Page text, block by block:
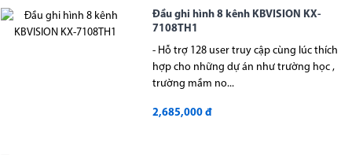
Đầu ghi hình 8 kênh KBVISION KX-
7108TH1
- Hỗ trợ 128 user truy cập cùng lúc thích
hợp cho những dự án như trường học ,
trường mầm no...
2,685,000 đ